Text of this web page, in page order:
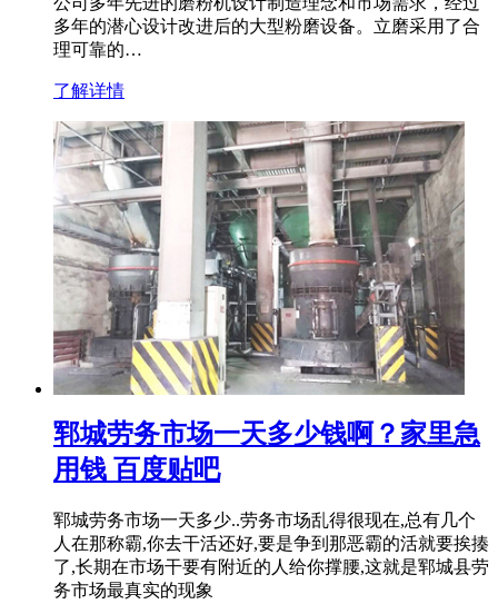
多年的潜心设计改进后的大型粉磨设备。立磨采用了合
理可靠的…
了解详情
郓城劳务市场一天多少钱啊？家里急
用钱 百度贴吧
郓城劳务市场一天多少..劳务市场乱得很现在,总有几个
人在那称霸,你去干活还好,要是争到那恶霸的活就要挨揍
了,长期在市场干要有附近的人给你撑腰,这就是郓城县劳
务市场最真实的现象